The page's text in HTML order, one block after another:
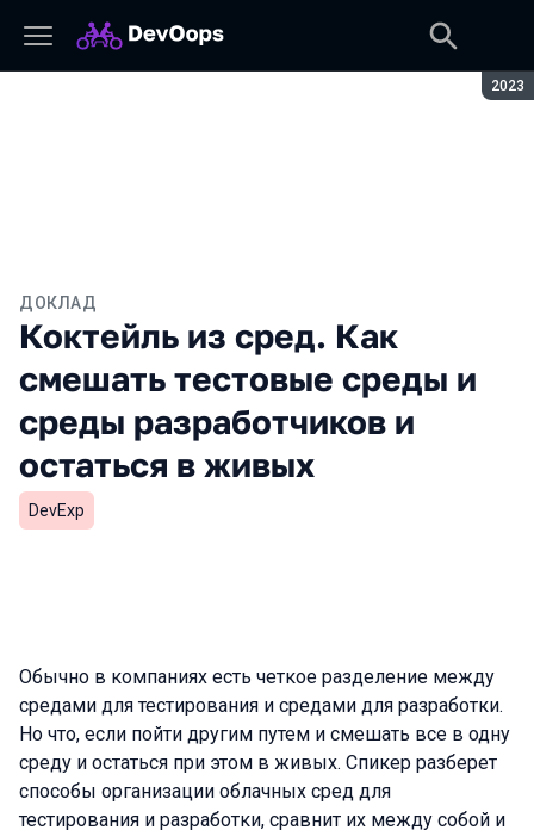
2023
ДОКЛАД
Коктейль из сред. Как
смешать тестовые среды и
среды разработчиков и
остаться в живых
DevExp
Обычно в компаниях есть четкое разделение между
средами для тестирования и средами для разработки.
Но что, если пойти другим путем и смешать все в одну
среду и остаться при этом в живых. Спикер разберет
способы организации облачных сред для
тестирования и разработки, сравнит их между собой и